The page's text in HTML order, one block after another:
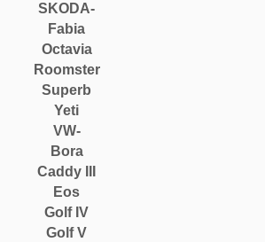
SKODA-
Fabia
Octavia
Roomster
Superb
Yeti
VW-
Bora
Caddy III
Eos
Golf IV
Golf V